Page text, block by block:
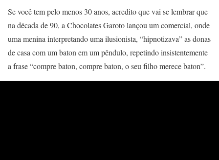
Se você tem pelo menos 30 anos, acredito que vai se lembrar que
na década de 90, a Chocolates Garoto lançou um comercial, onde
uma menina interpretando uma ilusionista, “hipnotizava” as donas
de casa com um baton em um pêndulo, repetindo insistentemente
a frase “compre baton, compre baton, o seu filho merece baton”.